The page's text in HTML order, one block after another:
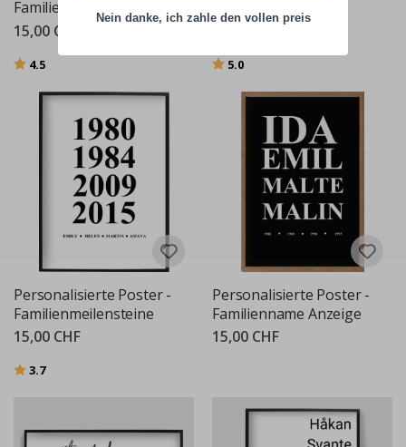
15,00 CHF
Bewertung:
4.5 Bewertung:
5.0
Personalisierte Poster -
Familienmeilensteine
15,00 CHF
Bewertung:
3.7von 5 Sternen
Personalisierte Poster -
Familienname Anzeige
15,00 CHF
Nein danke, ich zahle den vollen preis